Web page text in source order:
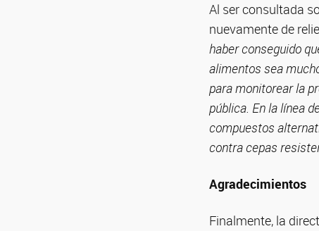
Al ser consultada
nuevamente de
haber conseguido
alimentos sea
para monitorear la
pública. En la línea
compuestos
contra cepas
Agradecimientos
Finalmente, la